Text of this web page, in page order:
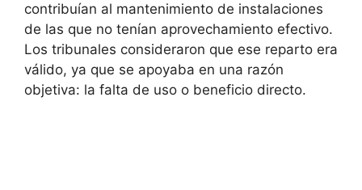
contribuían al mantenimiento de instalaciones
de las que no tenían aprovechamiento efectivo.
Los tribunales consideraron que ese reparto era
válido, ya que se apoyaba en una razón
objetiva: la falta de uso o beneficio directo.